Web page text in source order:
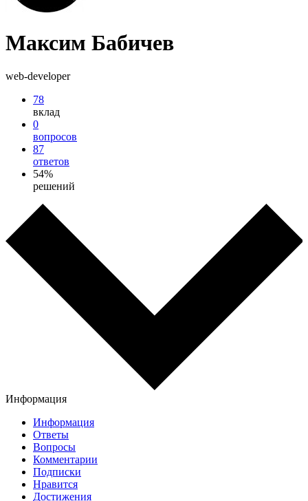
Максим Бабичев
web-developer
78
вклад
0
вопросов
87
ответов
54%
решений
Информация
Информация
Ответы
Вопросы
Комментарии
Подписки
Нравится
Достижения